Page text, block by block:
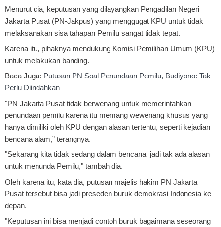
Menurut dia, keputusan yang dilayangkan Pengadilan Negeri
Jakarta Pusat (PN-Jakpus) yang menggugat KPU untuk tidak
melaksanakan sisa tahapan Pemilu sangat tidak tepat.
Karena itu, pihaknya mendukung Komisi Pemilihan Umum (KPU)
untuk melakukan banding.
Baca Juga: Putusan PN Soal Penundaan Pemilu, Budiyono: Tak
Perlu Diindahkan
"PN Jakarta Pusat tidak berwenang untuk memerintahkan
penundaan pemilu karena itu memang wewenang khusus yang
hanya dimiliki oleh KPU dengan alasan tertentu, seperti kejadian
bencana alam,” terangnya.
"Sekarang kita tidak sedang dalam bencana, jadi tak ada alasan
untuk menunda Pemilu," tambah dia.
Oleh karena itu, kata dia, putusan majelis hakim PN Jakarta
Pusat tersebut bisa jadi preseden buruk demokrasi Indonesia ke
depan.
"Keputusan ini bisa menjadi contoh buruk bagaimana seseorang